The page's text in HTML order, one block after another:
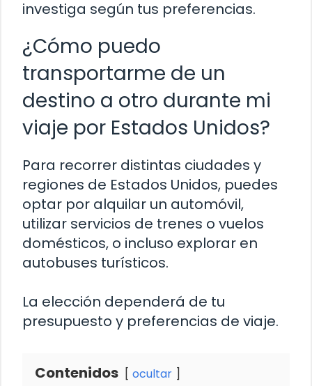
investiga según tus preferencias.
¿Cómo puedo
transportarme de un
destino a otro durante mi
viaje por Estados Unidos?
Para recorrer distintas ciudades y
regiones de Estados Unidos, puedes
optar por alquilar un automóvil,
utilizar servicios de trenes o vuelos
domésticos, o incluso explorar en
autobuses turísticos.
La elección dependerá de tu
presupuesto y preferencias de viaje.
Contenidos ocultar